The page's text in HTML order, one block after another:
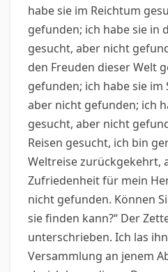
habe sie im Reichtum
gefunden; ich habe sie in
gesucht, aber nicht
den Freuden dieser Welt
gefunden; ich habe sie
aber nicht gefunden; ich
gesucht, aber nicht
Reisen gesucht, ich bin
Weltreise zurückgekehrt,
Zufriedenheit für mein
nicht gefunden. Können
sie finden kann?“ Der
unterschrieben. Ich las
Versammlung an jenem